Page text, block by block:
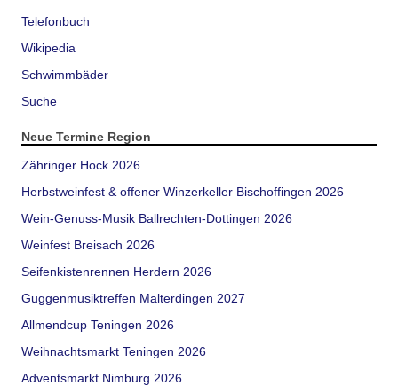
Telefonbuch
Wikipedia
Schwimmbäder
Suche
Neue Termine Region
Zähringer Hock 2026
Herbstweinfest & offener Winzerkeller Bischoffingen 2026
Wein-Genuss-Musik Ballrechten-Dottingen 2026
Weinfest Breisach 2026
Seifenkistenrennen Herdern 2026
Guggenmusiktreffen Malterdingen 2027
Allmendcup Teningen 2026
Weihnachtsmarkt Teningen 2026
Adventsmarkt Nimburg 2026